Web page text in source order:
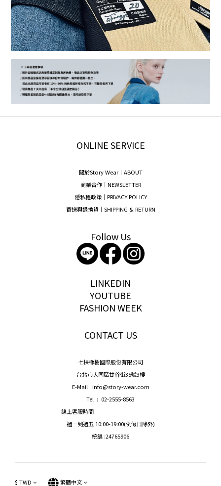
ONLINE SERVICE
關於Story Wear｜ABOUT
商業合作｜NEWSLETTER
隱私權政策｜PRIVACY POLICY
寄送與退換貨｜SHIPPING & RETURN
Follow Us
LINKEDIN
YOUTUBE
FASHION WEEK
CONTACT US
七棵橡樹國際股份有限公司
台北市大同區甘谷街35號3樓
E-Mail : info@story-wear.com
Tel : 02-2555-8563
線上客服時間
週一到週五 10:00-19:00(例假日除外)
統編 :24765906
$ TWD 繁體中文